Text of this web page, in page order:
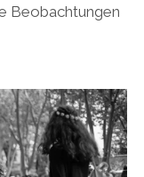
Beobachtungen